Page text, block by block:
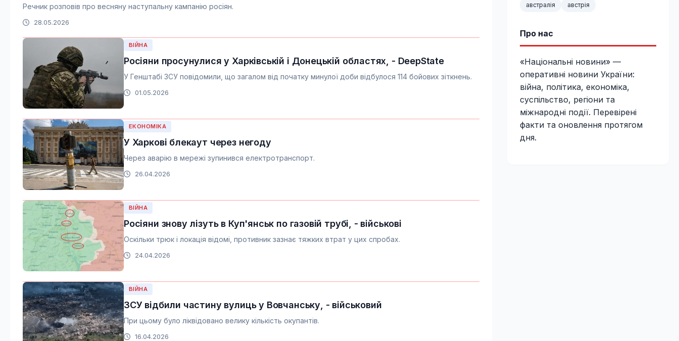
Речник розповів про весняну наступальну кампанію росіян.
28.05.2026
ВІЙНА
Росіяни просунулися у Харківській і Донецькій областях, - DeepState
У Генштабі ЗСУ повідомили, що загалом від початку минулої доби відбулося 114 бойових зіткнень.
01.05.2026
ЕКОНОМІКА
У Харкові блекаут через негоду
Через аварію в мережі зупинився електротранспорт.
26.04.2026
ВІЙНА
Росіяни знову лізуть в Куп'янськ по газовій трубі, - військові
Оскільки трюк і локація відомі, противник зазнає тяжких втрат у цих спробах.
24.04.2026
ВІЙНА
ЗСУ відбили частину вулиць у Вовчанську, - військовий
При цьому було ліквідовано велику кількість окупантів.
16.04.2026
австралія
австрія
Про нас
«Національні новини» —
оперативні новини України:
війна, політика, економіка,
суспільство, регіони та
міжнародні події. Перевірені
факти та оновлення протягом
дня.